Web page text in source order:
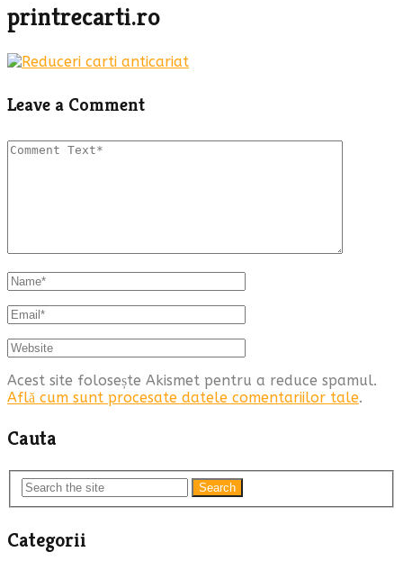
printrecarti.ro
Leave a Comment
Acest site folosește Akismet pentru a reduce spamul.
Află cum sunt procesate datele comentariilor tale.
Cauta
Search
Categorii